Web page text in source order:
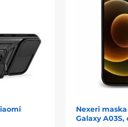
Nexeri
Galaxy A03S,